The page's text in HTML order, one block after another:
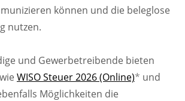
können und die beleglose
nutzen.
und Gewerbetreibende bieten
WISO Steuer 2026 (Online)* und
Möglichkeiten die